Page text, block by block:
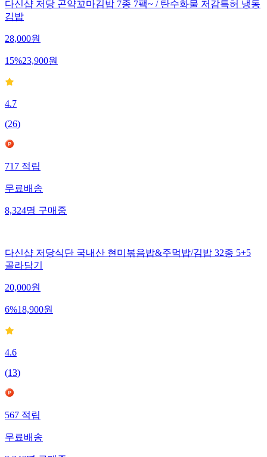
다신샵 저당 곤약꼬마김밥 7종 7팩~ / 탄수화물 저감특허 냉동
김밥
28,000원
15%23,900원
4.7
(26)
717적립
무료배송
8,324명구매중
다신샵 저당식단 국내산 현미볶음밥&주먹밥/김밥 32종 5+5
골라담기
20,000원
6%18,900원
4.6
(13)
567적립
무료배송